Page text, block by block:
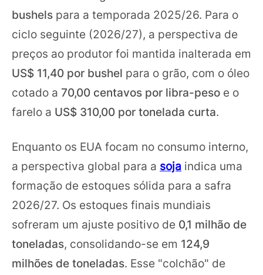
bushels para a temporada 2025/26. Para o
ciclo seguinte (2026/27), a perspectiva de
preços ao produtor foi mantida inalterada em
US$ 11,40 por bushel para o grão, com o óleo
cotado a 70,00 centavos por libra-peso e o
farelo a US$ 310,00 por tonelada curta.
Enquanto os EUA focam no consumo interno,
a perspectiva global para a soja indica uma
formação de estoques sólida para a safra
2026/27. Os estoques finais mundiais
sofreram um ajuste positivo de 0,1 milhão de
toneladas, consolidando-se em 124,9
milhões de toneladas. Esse "colchão" de